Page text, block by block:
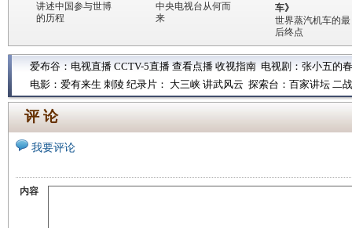
讲述中国参与世博
的历程
中央电视台从何而
来
车》
世界蒸汽机车的最
后终点
爱布谷： 电视直播 CCTV-5直播 查看点播 收视指南 电视剧： 张小五的
电影： 爱有来生 刺陵 纪录片： 大三峡 讲武风云 探索台： 百家讲坛 二
评 论
我要评论
内容